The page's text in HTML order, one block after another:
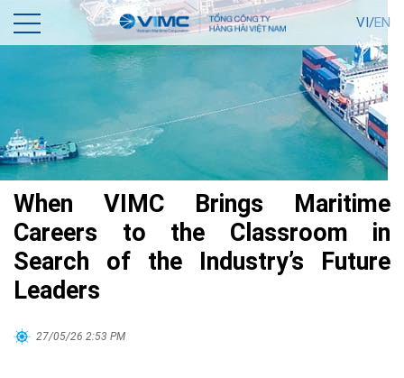
VI/EN
When VIMC Brings Maritime
Careers to the Classroom in
Search of the Industry’s Future
Leaders
27/05/26 2:53 PM